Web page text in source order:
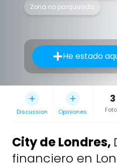
Zona no parquizada
He estado
Discussion Opiniones
3
City de Londres,
financiero en